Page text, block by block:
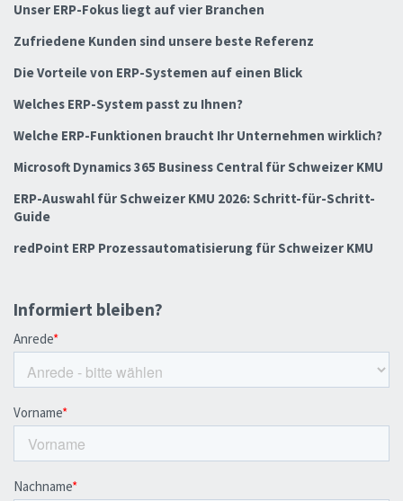
Unser ERP-Fokus liegt auf vier Branchen
Zufriedene Kunden sind unsere beste Referenz
Die Vorteile von ERP-Systemen auf einen Blick
Welches ERP-System passt zu Ihnen?
Welche ERP-Funktionen braucht Ihr Unternehmen wirklich?
Microsoft Dynamics 365 Business Central für Schweizer KMU
ERP-Auswahl für Schweizer KMU 2026: Schritt-für-Schritt-
Guide
redPoint ERP Prozessautomatisierung für Schweizer KMU
Informiert bleiben?